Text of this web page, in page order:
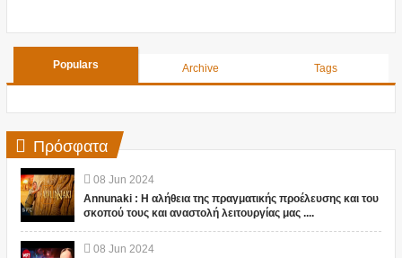
Populars Archive Tags
Πρόσφατα
08 Jun 2024
Annunaki : Η αλήθεια της πραγματικής προέλευσης και του
σκοπού τους και αναστολή λειτουργίας μας ....
08 Jun 2024